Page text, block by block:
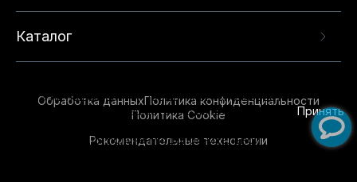
Каталог
Обработка данныхПолитика конфиденциальности
Политика Cookie
Рекомендательные технологии
опыта на нашем сайте. Продолжая использовать
данный сайт, вы соглашаетесь с использованием
технологий. Для получения дополнительной
Принять